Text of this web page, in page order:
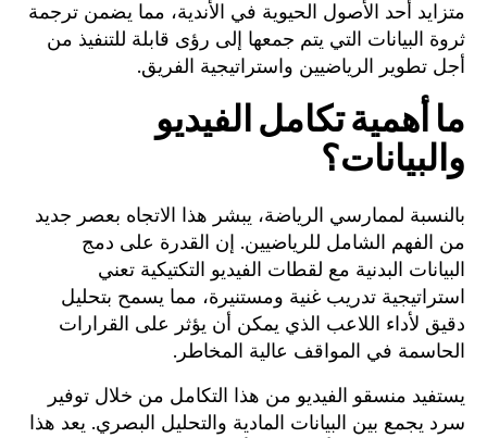
متزايد أحد الأصول الحيوية في الأندية، مما يضمن ترجمة
ثروة البيانات التي يتم جمعها إلى رؤى قابلة للتنفيذ من
أجل تطوير الرياضيين واستراتيجية الفريق.
ما أهمية تكامل الفيديو
والبيانات؟
بالنسبة لممارسي الرياضة، يبشر هذا الاتجاه بعصر جديد
من الفهم الشامل للرياضيين. إن القدرة على دمج
البيانات البدنية مع لقطات الفيديو التكتيكية تعني
استراتيجية تدريب غنية ومستنيرة، مما يسمح بتحليل
دقيق لأداء اللاعب الذي يمكن أن يؤثر على القرارات
الحاسمة في المواقف عالية المخاطر.
يستفيد منسقو الفيديو من هذا التكامل من خلال توفير
سرد يجمع بين البيانات المادية والتحليل البصري. يعد هذا